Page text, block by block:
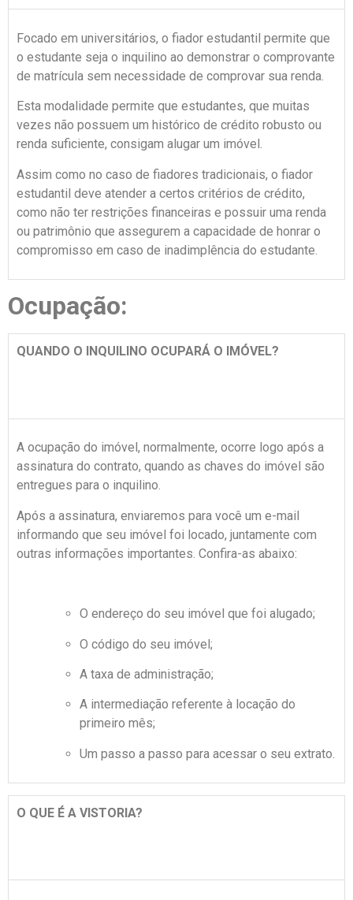
Focado em universitários, o fiador estudantil permite que
o estudante seja o inquilino ao demonstrar o comprovante
de matrícula sem necessidade de comprovar sua renda.
Esta modalidade permite que estudantes, que muitas
vezes não possuem um histórico de crédito robusto ou
renda suficiente, consigam alugar um imóvel.
Assim como no caso de fiadores tradicionais, o fiador
estudantil deve atender a certos critérios de crédito,
como não ter restrições financeiras e possuir uma renda
ou patrimônio que assegurem a capacidade de honrar o
compromisso em caso de inadimplência do estudante.
Ocupação:
QUANDO O INQUILINO OCUPARÁ O IMÓVEL?
A ocupação do imóvel, normalmente, ocorre logo após a
assinatura do contrato, quando as chaves do imóvel são
entregues para o inquilino.
Após a assinatura, enviaremos para você um e-mail
informando que seu imóvel foi locado, juntamente com
outras informações importantes. Confira-as abaixo:
O endereço do seu imóvel que foi alugado;
O código do seu imóvel;
A taxa de administração;
A intermediação referente à locação do
primeiro mês;
Um passo a passo para acessar o seu extrato.
O QUE É A VISTORIA?